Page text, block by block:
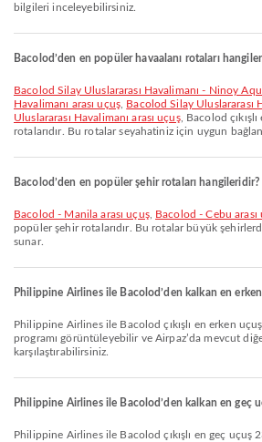
bilgileri inceleyebilirsiniz.
Bacolod’den en popüler havaalanı rotaları
Bacolod Silay Uluslararası Havalimanı - Ninoy Aquino Uluslararası
Havalimanı arası uçuş, Bacolod Silay Uluslararası
Uluslararası Havalimanı arası uçuş, Bacolod
rotalarıdır. Bu rotalar seyahatiniz için uygun
Bacolod’den en popüler şehir rotaları hangileridir?
Bacolod - Manila arası uçuş, Bacolod - Cebu arası
popüler şehir rotalarıdır. Bu rotalar büyük
sunar.
Philippine Airlines ile Bacolod’den kalkan en
Philippine Airlines ile Bacolod çıkışlı en erken uçuş 06:15 saatinde kalkar. Bu
programı görüntüleyebilir ve Airpaz’da mevcut
karşılaştırabilirsiniz.
Philippine Airlines ile Bacolod’den kalkan en geç
Philippine Airlines ile Bacolod çıkışlı en geç uçuş 23:35 saatinde kalkar. Bu